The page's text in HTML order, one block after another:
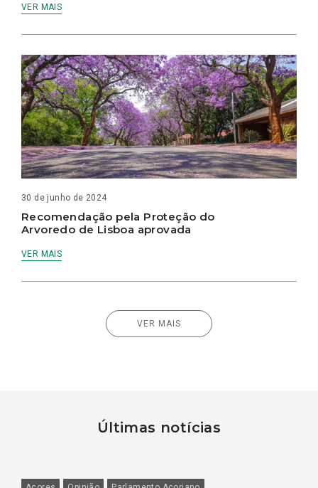
VER MAIS
30 de junho de 2024
Recomendação pela Proteção do
Arvoredo de Lisboa aprovada
VER MAIS
VER MAIS
Últimas notícias